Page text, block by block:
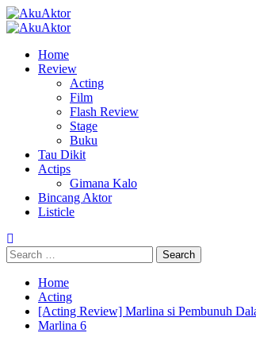
Skip
to
Primary
Home
Review
Acting
Film
Flash Review
Stage
Buku
Tau Dikit
Actips
Gimana Kalo
Bincang Aktor
Listicle
Search
for:
Home
Acting
[Acting Review] Marlina si Pembunuh
Marlina 6